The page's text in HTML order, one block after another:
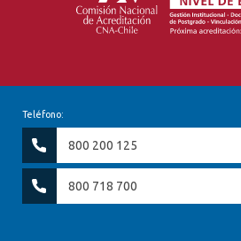
Teléfono:
800 200 125
800 718 700